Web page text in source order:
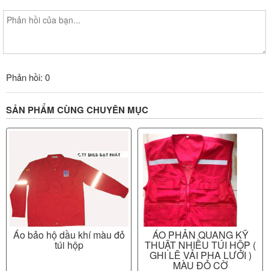
Phản hồi: 0
SẢN PHẨM CÙNG CHUYÊN MỤC
Áo bảo hộ dầu khí màu đỏ
túi hộp
ÁO PHẢN QUANG KỸ
THUẬT NHIỀU TÚI HỘP (
GHI LÊ VẢI PHA LƯỚI )
MÀU ĐỎ CỜ